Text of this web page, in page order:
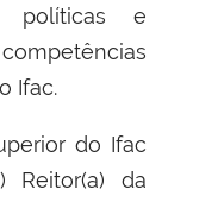
políticas e
Ifac.
do Ifac
Reitor(a) da